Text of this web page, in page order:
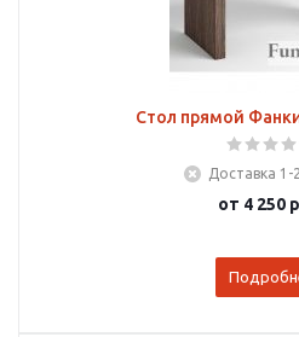
Стол прямой
Доставка 1-
от 4 250